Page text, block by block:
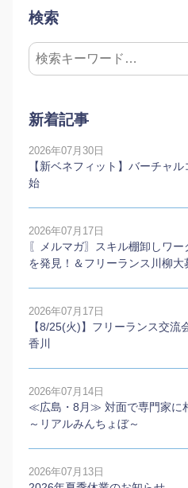
検索
新着記事
2026年07月30日
【新ベネフィット】バーチャ
始
2026年07月17日
〖メルマガ〗スキル棚卸しワ
を発見！＆フリーランス川柳大
2026年07月17日
【8/25(火)】フリーランス交
香川
2026年07月14日
≪広島・8月≫ 対面で専門家に
～リアルみんちょぼ～
2026年07月13日